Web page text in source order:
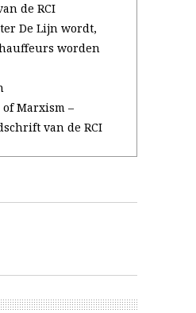
de RCI
De Lijn wordt,
worden
Marxism –
van de RCI